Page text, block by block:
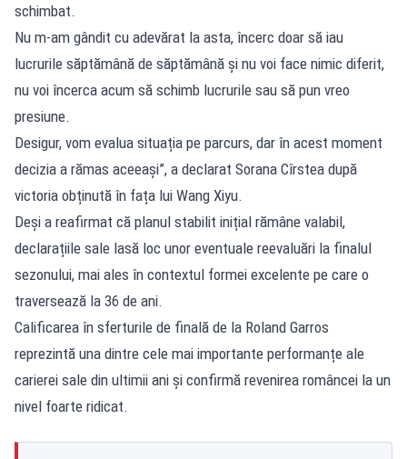
schimbat.
Nu m-am gândit cu adevărat la asta, încerc doar să iau
lucrurile săptămână de săptămână și nu voi face nimic diferit,
nu voi încerca acum să schimb lucrurile sau să pun vreo
presiune.
Desigur, vom evalua situația pe parcurs, dar în acest moment
decizia a rămas aceeași”, a declarat Sorana Cîrstea după
victoria obținută în fața lui Wang Xiyu.
Deși a reafirmat că planul stabilit inițial rămâne valabil,
declarațiile sale lasă loc unor eventuale reevaluări la finalul
sezonului, mai ales în contextul formei excelente pe care o
traversează la 36 de ani.
Calificarea în sferturile de finală de la Roland Garros
reprezintă una dintre cele mai importante performanțe ale
carierei sale din ultimii ani și confirmă revenirea româncei la un
nivel foarte ridicat.